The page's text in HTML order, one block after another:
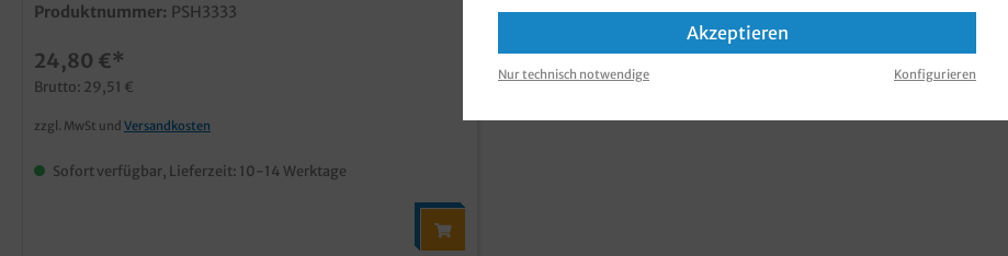
Produktnummer: PSH3333
24,80 €*
Brutto: 29,51 €
zzgl. MwSt und Versandkosten
Sofort verfügbar, Lieferzeit: 10-14 Werktage
Akzeptieren
Nur technisch notwendige Konfigurieren